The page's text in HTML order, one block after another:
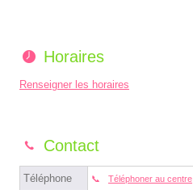
Horaires
Renseigner les horaires
Contact
Téléphone Téléphoner au centre